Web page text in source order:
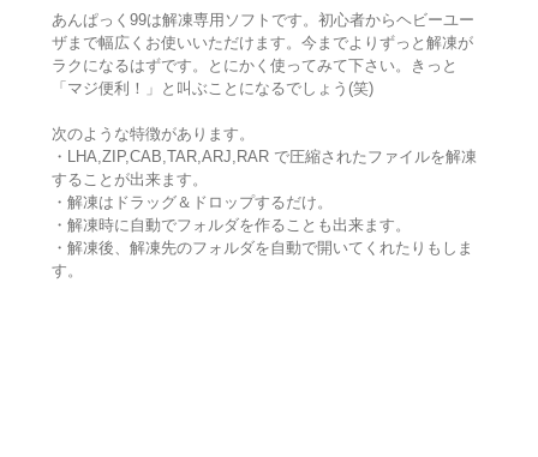
あんぱっく99は解凍専用ソフトです。初心者からヘビーユー
ザまで幅広くお使いいただけます。今までよりずっと解凍が
ラクになるはずです。とにかく使ってみて下さい。きっと
「マジ便利！」と叫ぶことになるでしょう(笑)
次のような特徴があります。
・LHA,ZIP,CAB,TAR,ARJ,RAR で圧縮されたファイルを解凍
することが出来ます。
・解凍はドラッグ＆ドロップするだけ。
・解凍時に自動でフォルダを作ることも出来ます。
・解凍後、解凍先のフォルダを自動で開いてくれたりもしま
す。